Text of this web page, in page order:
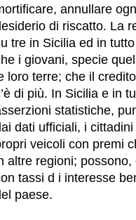
annullare
di riscatto. La
tre in Sicilia ed in
i giovani, specie
loro terre; che il
di più. In Sicilia e in
statistiche,
dati ufficiali, i
veicoli con premi
altre regioni;
tassi d i interesse
paese.